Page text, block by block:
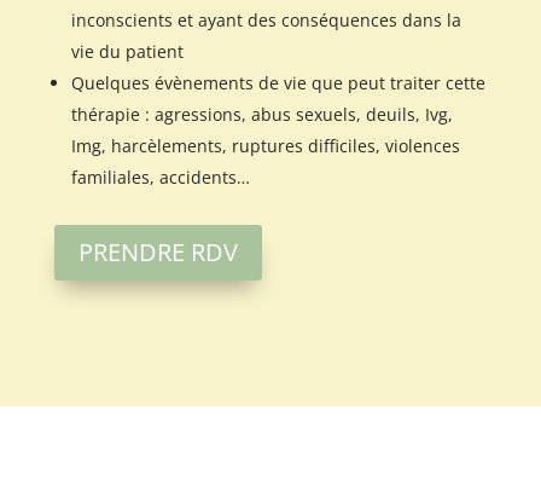
inconscients et ayant des conséquences dans la
vie du patient
Quelques évènements de vie que peut traiter cette
thérapie : agressions, abus sexuels, deuils, Ivg,
Img, harcèlements, ruptures difficiles, violences
familiales, accidents…
PRENDRE RDV